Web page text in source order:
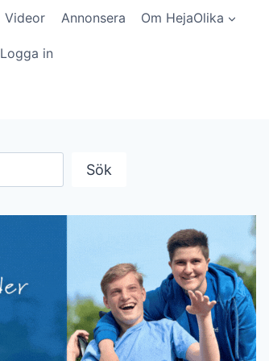
Videor Annonsera Om HejaOlika
Logga in
Sök